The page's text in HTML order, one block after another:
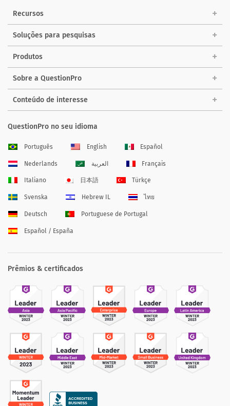
Recursos
Soluções para pesquisas
Produtos
Sobre a QuestionPro
Conteúdo de interesse
QuestionPro no seu idioma
Português English Español
Nederlands العربية Français
Italiano 日本語 Türkçe
Svenska Hebrew IL ไทย
Deutsch Portuguese de Portugal
Español / España
Prêmios & certificados